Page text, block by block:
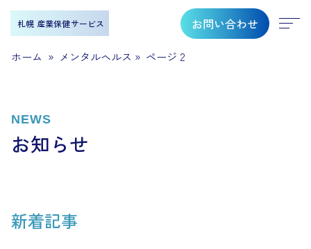
札幌 産業保健サービス お問い合わせ
ホーム » メンタルヘルス » ページ 2
NEWS
お知らせ
新着記事